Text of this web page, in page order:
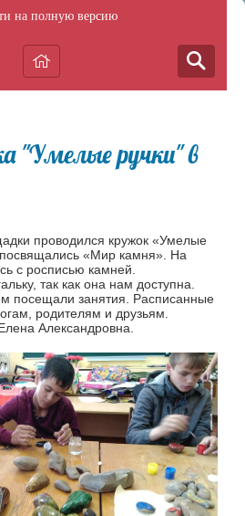
на полную версию
"Умелые ручки" в
проводился кружок «Умелые
«Мир камня». На
с росписью камней.
так как она нам доступна.
посещали занятия. Расписанные
родителям и друзьям.
Александровна.